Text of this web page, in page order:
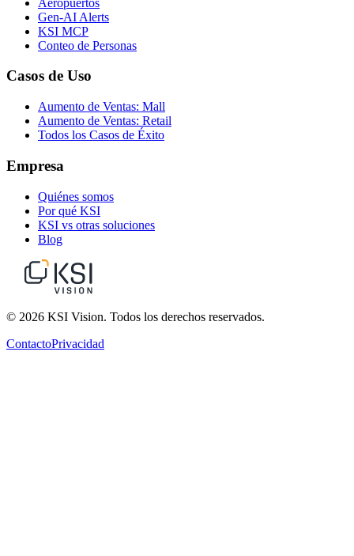
Gen-AI Alerts
KSI MCP
Conteo de Personas
Casos de Uso
Aumento de Ventas: Mall
Aumento de Ventas: Retail
Todos los Casos de Éxito
Empresa
Quiénes somos
Por qué KSI
KSI vs otras soluciones
Blog
© 2026 KSI Vision. Todos los derechos reservados.
ContactoPrivacidad